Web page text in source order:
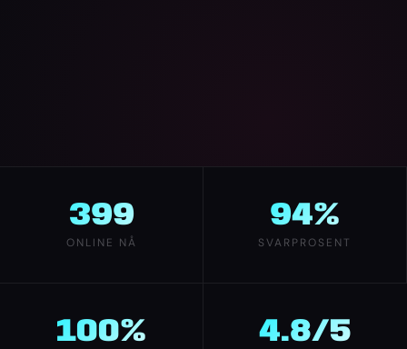
399
ONLINE NÅ
94%
SVARPROSENT
100% 4.8/5